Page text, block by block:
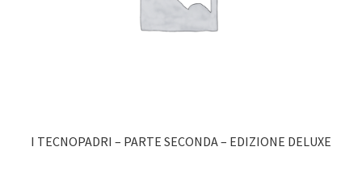
I TECNOPADRI – PARTE SECONDA – EDIZIONE DELUXE